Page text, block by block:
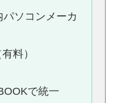
ソコンメーカ
料）
で統一